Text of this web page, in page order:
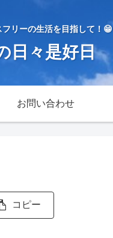
リーの生活を目指して！😁
日々是好日
お問い合わせ
コピー